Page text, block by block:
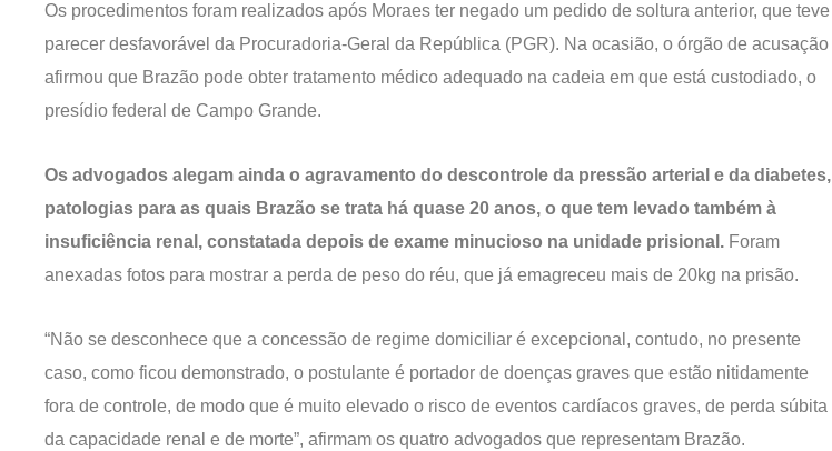
Os procedimentos foram realizados após Moraes ter negado um pedido de soltura anterior, que teve
parecer desfavorável da Procuradoria-Geral da República (PGR). Na ocasião, o órgão de acusação
afirmou que Brazão pode obter tratamento médico adequado na cadeia em que está custodiado, o
presídio federal de Campo Grande.
Os advogados alegam ainda o agravamento do descontrole da pressão arterial e da diabetes,
patologias para as quais Brazão se trata há quase 20 anos, o que tem levado também à
insuficiência renal, constatada depois de exame minucioso na unidade prisional. Foram
anexadas fotos para mostrar a perda de peso do réu, que já emagreceu mais de 20kg na prisão.
“Não se desconhece que a concessão de regime domiciliar é excepcional, contudo, no presente
caso, como ficou demonstrado, o postulante é portador de doenças graves que estão nitidamente
fora de controle, de modo que é muito elevado o risco de eventos cardíacos graves, de perda súbita
da capacidade renal e de morte”, afirmam os quatro advogados que representam Brazão.